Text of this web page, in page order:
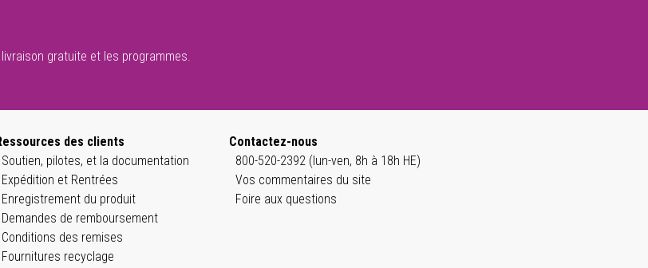
gratuite et les programmes.
des clients
Soutien, pilotes, et la documentation
Expédition et Rentrées
Enregistrement du produit
Demandes de remboursement
Conditions des remises
Fournitures recyclage
Contactez-nous
800-520-2392 (lun-ven, 8h à 18h HE)
Vos commentaires du site
Foire aux questions